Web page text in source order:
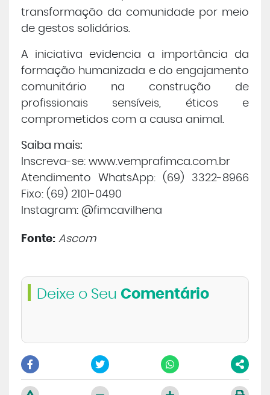
transformação da comunidade por meio
de gestos solidários.
A iniciativa evidencia a importância da
formação humanizada e do engajamento
comunitário na construção de
profissionais sensíveis, éticos e
comprometidos com a causa animal.
Saiba mais:
Inscreva-se: www.vemprafimca.com.br
Atendimento WhatsApp: (69) 3322-8966
Fixo: (69) 2101-0490
Instagram: @fimcavilhena
Fonte: Ascom
Deixe o Seu Comentário